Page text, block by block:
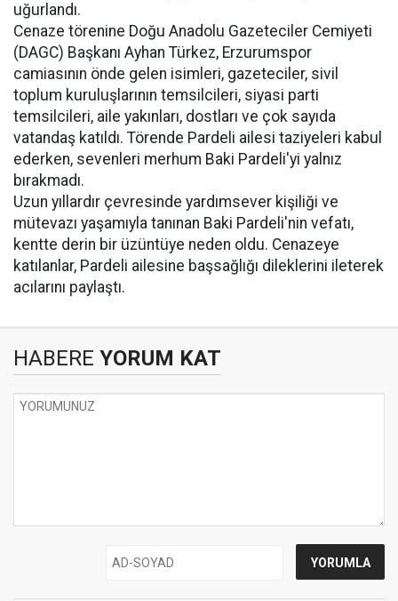
uğurlandı.
Cenaze törenine Doğu Anadolu Gazeteciler Cemiyeti
(DAGC) Başkanı Ayhan Türkez, Erzurumspor
camiasının önde gelen isimleri, gazeteciler, sivil
toplum kuruluşlarının temsilcileri, siyasi parti
temsilcileri, aile yakınları, dostları ve çok sayıda
vatandaş katıldı. Törende Pardeli ailesi taziyeleri kabul
ederken, sevenleri merhum Baki Pardeli'yi yalnız
bırakmadı.
Uzun yıllardır çevresinde yardımsever kişiliği ve
mütevazı yaşamıyla tanınan Baki Pardeli'nin vefatı,
kentte derin bir üzüntüye neden oldu. Cenazeye
katılanlar, Pardeli ailesine başsağlığı dileklerini ileterek
acılarını paylaştı.
HABERE YORUM KAT